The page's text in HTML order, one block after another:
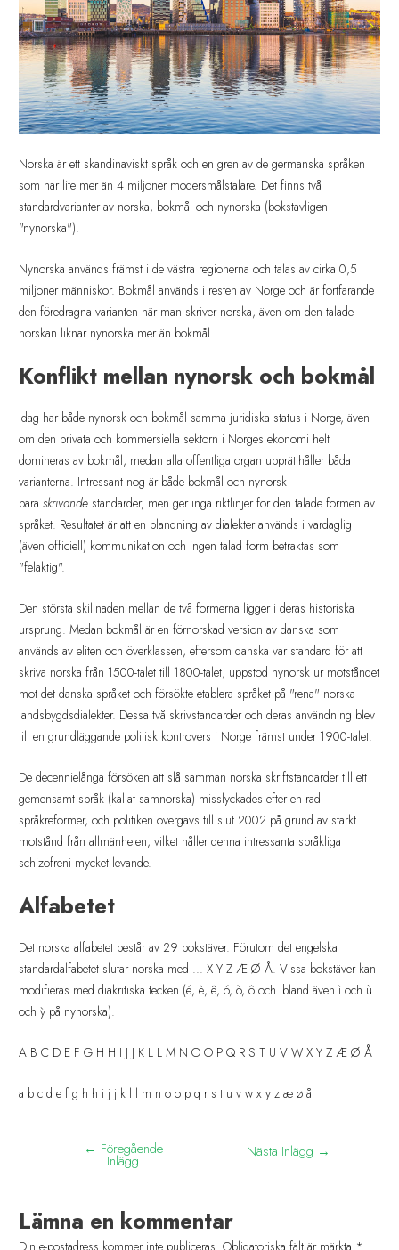
Norska är ett skandinaviskt språk och en gren av de germanska språken
som har lite mer än 4 miljoner modersmålstalare. Det finns två
standardvarianter av norska, bokmål och nynorska (bokstavligen
"nynorska").
Nynorska används främst i de västra regionerna och talas av cirka 0,5
miljoner människor. Bokmål används i resten av Norge och är fortfarande
den föredragna varianten när man skriver norska, även om den talade
norskan liknar nynorska mer än bokmål.
Konflikt mellan nynorsk och bokmål
Idag har både nynorsk och bokmål samma juridiska status i Norge, även
om den privata och kommersiella sektorn i Norges ekonomi helt
domineras av bokmål, medan alla offentliga organ upprätthåller båda
varianterna. Intressant nog är både bokmål och nynorsk
baraskrivande standarder, men ger inga riktlinjer för den talade formen av
språket. Resultatet är att en blandning av dialekter används i vardaglig
(även officiell) kommunikation och ingen talad form betraktas som
"felaktig".
Den största skillnaden mellan de två formerna ligger i deras historiska
ursprung. Medan bokmål är en förnorskad version av danska som
används av eliten och överklassen, eftersom danska var standard för att
skriva norska från 1500-talet till 1800-talet, uppstod nynorsk ur motståndet
mot det danska språket och försökte etablera språket på "rena" norska
landsbygdsdialekter. Dessa två skrivstandarder och deras användning blev
till en grundläggande politisk kontrovers i Norge främst under 1900-talet.
De decennielånga försöken att slå samman norska skriftstandarder till ett
gemensamt språk (kallat samnorska) misslyckades efter en rad
språkreformer, och politiken övergavs till slut 2002 på grund av starkt
motstånd från allmänheten, vilket håller denna intressanta språkliga
schizofreni mycket levande.
Alfabetet
Det norska alfabetet består av 29 bokstäver. Förutom det engelska
standardalfabetet slutar norska med ... X Y Z Æ Ø Å. Vissa bokstäver kan
modifieras med diakritiska tecken (é, è, ê, ó, ò, ô och ibland även ì och ù
och ỳ på nynorska).
A B C D E F G H H I J J K L L M N O O P Q R S T U V W X Y Z Æ Ø Å
a b c d e f g h h i j j k l l m n o o p q r s t u v w x y z æ ø å
← Föregående
Inlägg
Nästa Inlägg →
Lämna en kommentar
Din e-postadress kommer inte publiceras. Obligatoriska fält är märkta *